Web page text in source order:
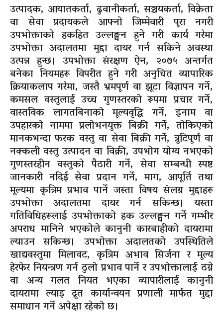
उत्पादक, आयातकर्ता, ढुवानीकर्ता, सञ्चयकर्ता, विक्रेता
वा सेवा प्रदायकले आफ्नो जिम्मेवारी पूरा नगरी
उपभोक्ताको हकहित उल्लङ्घन हुने गरी कार्य गरेमा
उपभोक्ता अदालतमा मुद्दा दायर गर्न सकिने अवस्था
उत्पन्न हुन्छ। उपभोक्ता संरक्षण ऐन, २०७५ अन्तर्गत
बनेका नियमहरू विपरीत हुने गरी अनुचित व्यापारिक
क्रियाकलाप गरेमा, जस्तै भ्रमपूर्ण वा झूटा विज्ञापन गर्ने,
कमसल वस्तुलाई उच्च गुणस्तरको रूपमा प्रचार गर्ने,
वास्तविक लागतबिनाको मूल्यवृद्धि गर्ने, इनाम वा
उपहारको नाममा प्रलोभनयुक्त बिक्री गर्ने, तोकिएको
मानकभन्दा फरक वस्तु वा सेवा बिक्री गर्ने, त्रुटिपूर्ण वा
नक्कली वस्तु उत्पादन वा विक्री, उपभोग योग्य नभएको
गुणस्तरहीन वस्तुको पैठारी गर्ने, सेवा सम्बन्धी स्पष्ट
जानकारी नदिई सेवा प्रदान गर्ने, माग, आपूर्ति तथा
मूल्यमा कृत्रिम प्रभाव पार्ने जस्ता विषय संलग्न मुद्दाहरू
उपभोक्ता अदालतमा दायर गर्न सकिन्छ। यस्ता
गतिविधिहरूलाई उपभोक्ताको हक उल्लङ्घन गर्ने गम्भीर
अपराध मानिने भएकोले कानुनी कारबाहीको दायरामा
ल्याउन सकिन्छ। उपभोक्ता अदालतको उपस्थितिले
खाद्यवस्तुमा मिलावट, कृत्रिम अभाव सिर्जना र मूल्य
हेरफेर नियन्त्रण गर्न ठुलो प्रभाव पार्ने र उपभोक्तालाई ठग्ने
वा अन्य गलत नियत भएका व्यापारीलाई कानुनी
दायरामा ल्याइ द्रुत कार्यान्वयन प्रणाली मार्फत मुद्दा
समाधान गर्ने अपेक्षा रहेको छ।